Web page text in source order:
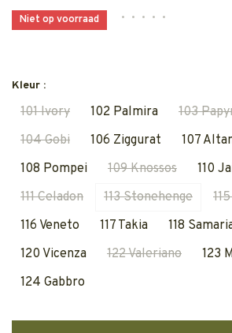
Niet op voorraad • • • • •
Kleur :
101 Ivory 102 Palmira
103
104 Gobi
106 Ziggurat
107
108 Pompei
109 Knossos
110
111 Celadon
113 Stonehenge
116 Veneto
117 Takia
118
120 Vicenza
122 Valeriano
123
124 Gabbro